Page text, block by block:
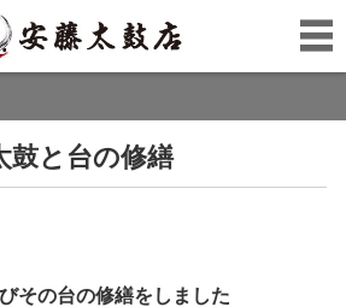
と台の修繕
その台の修繕をしました